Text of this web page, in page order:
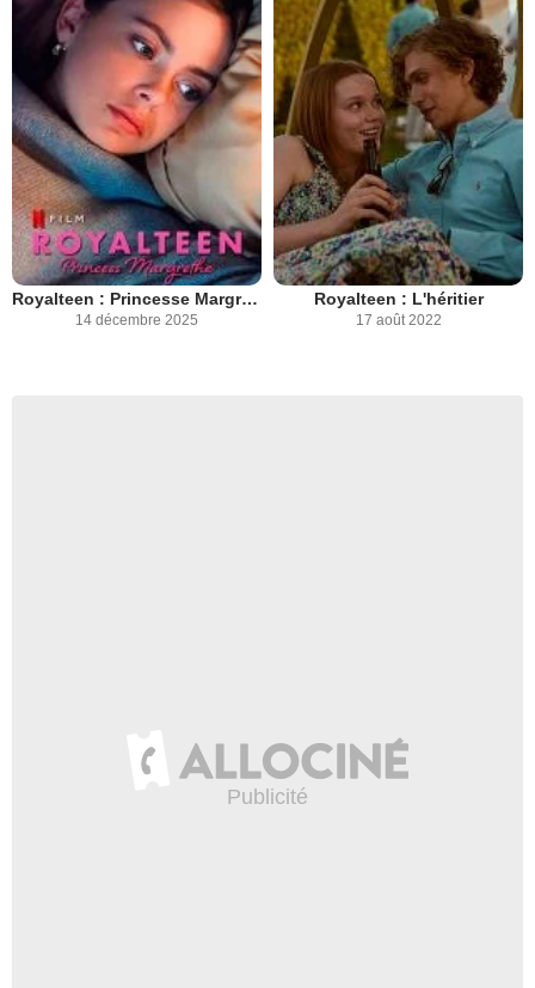
Royalteen : Princesse Margrethe
14 décembre 2025
Royalteen : L'héritier
17 août 2022